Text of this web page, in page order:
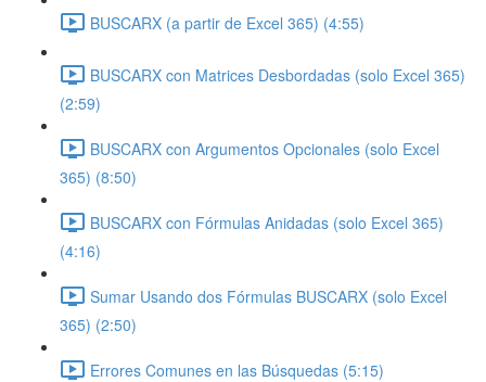
BUSCARX (a partir de Excel 365) (4:55)
BUSCARX con Matrices Desbordadas (solo Excel 365)
(2:59)
BUSCARX con Argumentos Opcionales (solo Excel
365) (8:50)
BUSCARX con Fórmulas Anidadas (solo Excel 365)
(4:16)
Sumar Usando dos Fórmulas BUSCARX (solo Excel
365) (2:50)
Errores Comunes en las Búsquedas (5:15)